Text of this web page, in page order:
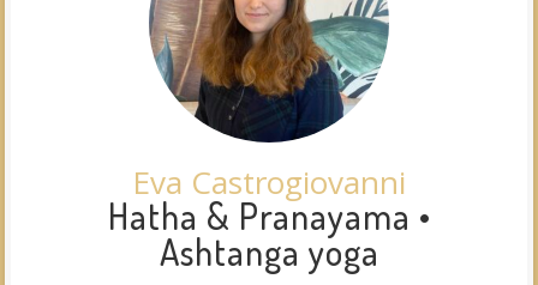
Eva Castrogiovanni
Hatha & Pranayama •
Ashtanga yoga